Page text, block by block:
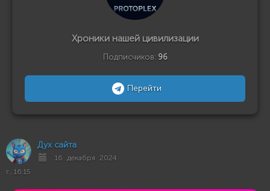
Хроники нашей цивилизации
Подписчиков: 96
Перейти
Дух сайта
16 декабря 2024
г., 16:15